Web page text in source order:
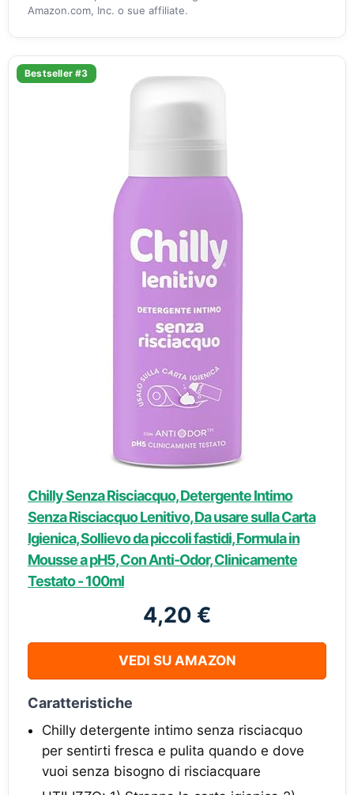
Amazon.com, Inc. o sue affiliate.
Bestseller #3
Chilly Senza Risciacquo, Detergente Intimo
Senza Risciacquo Lenitivo, Da usare sulla Carta
Igienica, Sollievo da piccoli fastidi, Formula in
Mousse a pH5, Con Anti-Odor, Clinicamente
Testato - 100ml
4,20 €
VEDI SU AMAZON
Caratteristiche
Chilly detergente intimo senza risciacquo
per sentirti fresca e pulita quando e dove
vuoi senza bisogno di risciacquare